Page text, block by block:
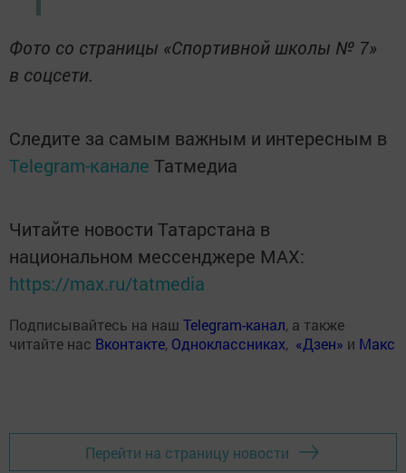
Фото со страницы «Спортивной школы № 7»
в соцсети.
Следите за самым важным и интересным в
Telegram-канале Татмедиа
Читайте новости Татарстана в
национальном мессенджере MАХ:
https://max.ru/tatmedia
Подписывайтесь на наш Telegram-канал, а также
читайте нас Вконтакте, Одноклассниках, «Дзен» и Макс
Перейти на страницу новости